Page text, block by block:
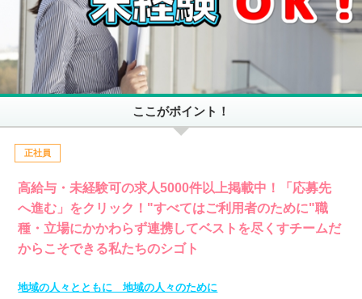
ここがポイント！
正社員
高給与・未経験可の求人5000件以上掲載中！「応募先
へ進む」をクリック！"すべてはご利用者のために"職
種・立場にかかわらず連携してベストを尽くすチームだ
からこそできる私たちのシゴト
地域の人々とともに 地域の人々のために